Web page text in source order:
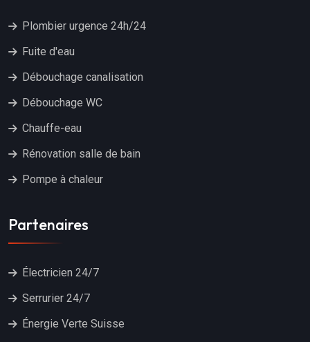
Plombier urgence 24h/24
Fuite d'eau
Débouchage canalisation
Débouchage WC
Chauffe-eau
Rénovation salle de bain
Pompe à chaleur
Partenaires
Électricien 24/7
Serrurier 24/7
Énergie Verte Suisse